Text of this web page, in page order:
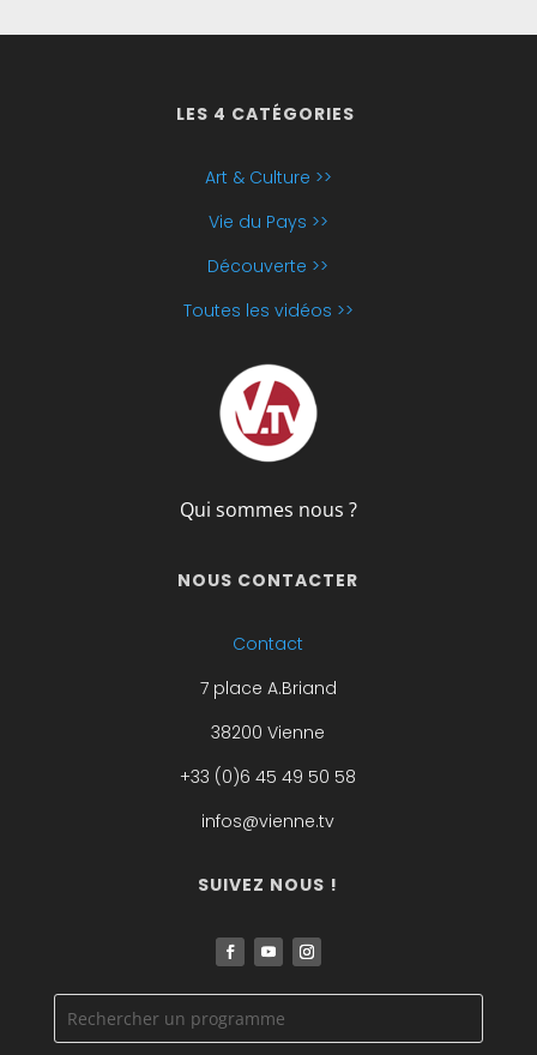
LES 4 CATÉGORIES
Art & Culture >>
Vie du Pays >>
Découverte >>
Toutes les vidéos >>
Qui sommes nous ?
NOUS CONTACTER
Contact
7 place A.Briand
38200 Vienne
+33 (0)6 45 49 50 58
infos@vienne.tv
SUIVEZ NOUS !